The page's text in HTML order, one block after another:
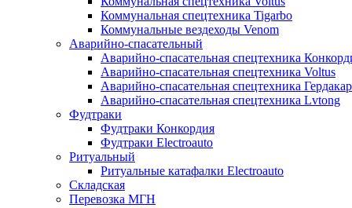
Коммунальная спецтехника Tigarbo
Коммунальные вездеходы Venom
Аварийно-спасательный
Аварийно-спасательная спецтехника
Аварийно-спасательная спецтехника Voltus
Аварийно-спасательная спецтехника Гердакар
Аварийно-спасательная спецтехника Lvtong
Фудтраки
Фудтраки Конкордия
Фудтраки Electroauto
Ритуальный
Ритуальные катафалки Electroauto
Складская
Перевозка МГН